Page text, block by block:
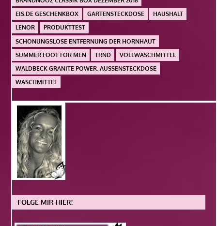
EIS.DE GESCHENKBOX
GARTENSTECKDOSE
HAUSHALT
LENOR
PRODUKTTEST
SCHONUNGSLOSE ENTFERNUNG DER HORNHAUT
SUMMER FOOT FOR MEN
TRND
VOLLWASCHMITTEL
WALDBECK GRANITE POWER. AUSSENSTECKDOSE
WASCHMITTEL
FOLGE MIR HIER!